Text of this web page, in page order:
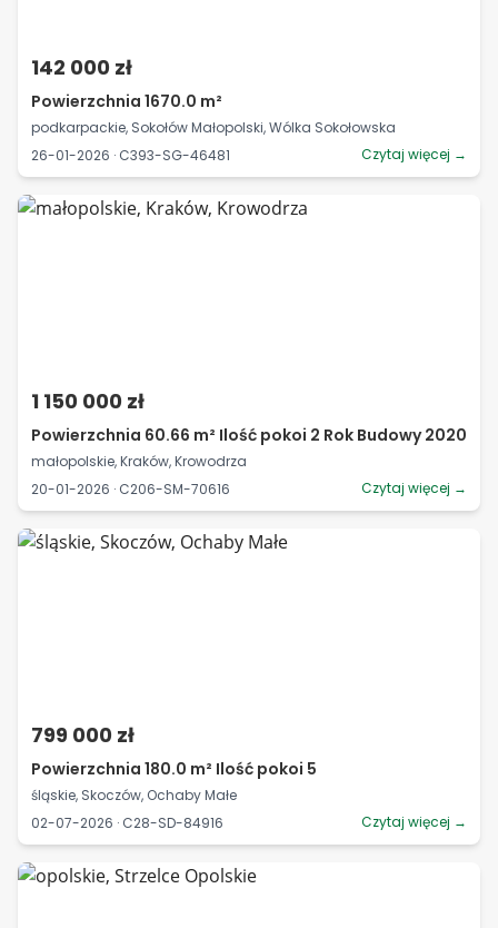
142 000 zł
Powierzchnia 1670.0 m²
podkarpackie, Sokołów Małopolski, Wólka Sokołowska
26-01-2026 · C393-SG-46481
Czytaj więcej →
1 150 000 zł
Powierzchnia 60.66 m² Ilość pokoi 2 Rok Budowy 2020
małopolskie, Kraków, Krowodrza
20-01-2026 · C206-SM-70616
Czytaj więcej →
799 000 zł
Powierzchnia 180.0 m² Ilość pokoi 5
śląskie, Skoczów, Ochaby Małe
02-07-2026 · C28-SD-84916
Czytaj więcej →